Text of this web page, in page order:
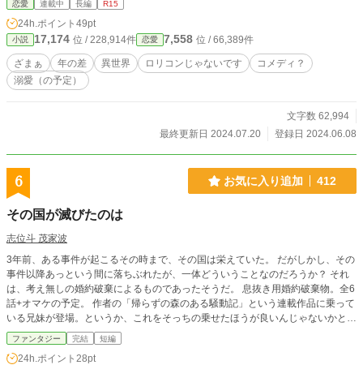
ぶ。 ああ、そうかこれは、前回の記憶。 このままいけば、エミリアは悲惨
な末路を迎える。そして自分がいずれ犯す大罪も、それにより嘆き悲しむ大切な
人達、不幸になる関係のない人達。 そんなこと、させてたまるか。 エミリ
アを幸せにして、凄惨な未来を回避してみせる、とバルド・フォンは誓い、行動
する。 恋愛第二弾。 見切り発車の思い付きです。 もろもろ誤字は優しく
恋愛 連載中 長編 R15
24h.ポイント 49pt
小説 17,174 位 / 228,914件 恋愛 7,558 位 / 66,389件
ざまぁ 年の差 異世界 ロリコンじゃないです
コメディ？
溺愛（の予定）
文字数 62,994
最終更新日 2024.07.20
登録日 2024.06.08
6 お気に入り追加 412
その国が滅びたのは
志位斗 茂家波
3年前、ある事件が起こるその時まで、その国は栄えていた。 だがしかし、その
事件以降あっという間に落ちぶれたが、一体どういうことなのだろうか？ それ
は、考え無しの婚約破棄によるものであったそうだ。 息抜き用婚約破棄物。全6
話+オマケの予定。 作者の「帰らずの森のある騒動記」という連載作品に乗って
いる兄妹が登場。というか、これをそっちの乗せたほうが良いんじゃないかと思
い中。 誤字脱字があるかもしれません。ないように頑張ってますが、御指摘や
改良点があれば受け付けます。
ファンタジー 完結 短編
24h.ポイント 28pt